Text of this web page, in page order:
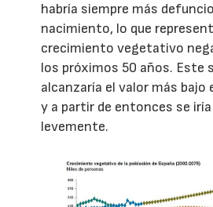
habría siempre más
nacimiento, lo que
crecimiento vegetativo
los próximos 50 años. Este
alcanzaría el valor más bajo
y a partir de entonces se
levemente.